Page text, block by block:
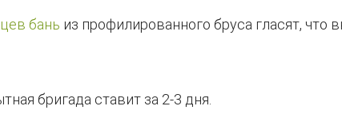
бань из профилированного бруса гласят, что
бригада ставит за 2-3 дня.